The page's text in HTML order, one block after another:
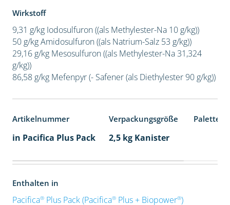
Wirkstoff
9,31 g/kg Iodosulfuron ((als Methylester-Na 10 g/kg))
50 g/kg Amidosulfuron ((als Natrium-Salz 53 g/kg))
29,16 g/kg Mesosulfuron ((als Methylester-Na 31,324
g/kg))
86,58 g/kg Mefenpyr (- Safener (als Diethylester 90 g/kg))
Artikelnummer Verpackungsgröße
in Pacifica Plus Pack 2,5 kg Kanister
Enthalten in
Pacifica®Plus Pack (Pacifica®Plus + Biopower®)